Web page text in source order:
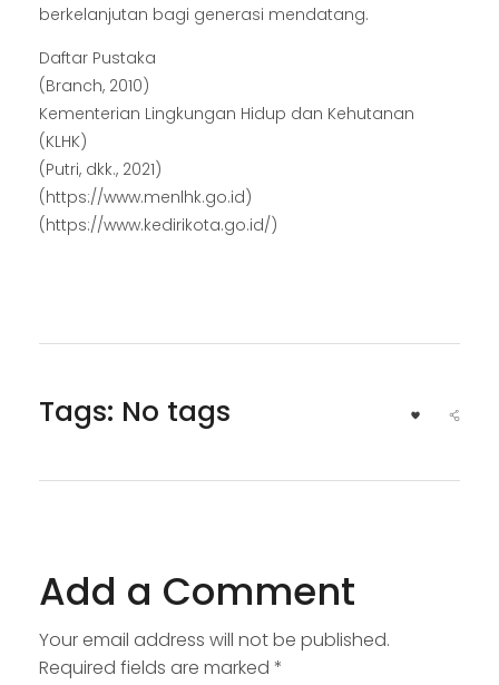
berkelanjutan bagi generasi mendatang.
Daftar Pustaka
(Branch, 2010)
Kementerian Lingkungan Hidup dan Kehutanan
(KLHK)
(Putri, dkk., 2021)
(https://www.menlhk.go.id)
(https://www.kedirikota.go.id/)
Tags: No tags
Add a Comment
Your email address will not be published.
Required fields are marked *